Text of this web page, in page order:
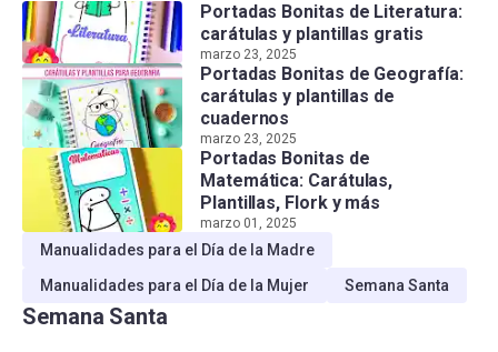
Portadas Bonitas de Literatura:
carátulas y plantillas gratis
marzo 23, 2025
Portadas Bonitas de Geografía:
carátulas y plantillas de
cuadernos
marzo 23, 2025
Portadas Bonitas de
Matemática: Carátulas,
Plantillas, Flork y más
marzo 01, 2025
Manualidades para el Día de la Madre
Manualidades para el Día de la Mujer
Semana Santa
Semana Santa